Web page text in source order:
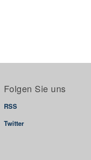
Folgen Sie uns
RSS
Twitter